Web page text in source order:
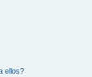
ellos?